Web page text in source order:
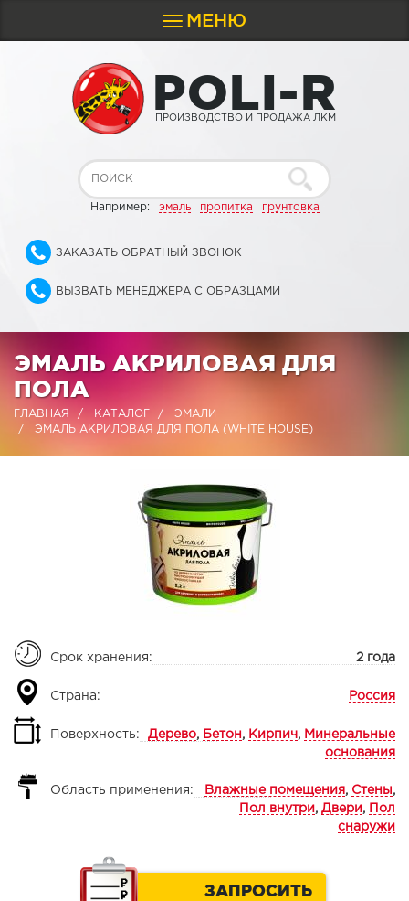
Toggle
navigation
МЕНЮ
POLI-R
ПРОИЗВОДСТВО И ПРОДАЖА ЛКМ
Например: эмаль пропитка грунтовка
ЗАКАЗАТЬ ОБРАТНЫЙ ЗВОНОК
ВЫЗВАТЬ МЕНЕДЖЕРА С ОБРАЗЦАМИ
ЭМАЛЬ АКРИЛОВАЯ ДЛЯ
ПОЛА
ГЛАВНАЯ КАТАЛОГ
ЭМАЛИ
ЭМАЛЬ АКРИЛОВАЯ ДЛЯ ПОЛА (WHITE HOUSE)
Срок хранения: 2 года
Страна: Россия
Поверхность: Дерево, Бетон , Кирпич , Минеральные
основания
Область применения: Влажные помещения , Стены ,
Пол внутри , Двери ,
Пол
снаружи
ЗАПРОСИТЬ